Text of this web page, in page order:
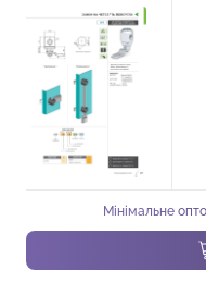
Мінімальне